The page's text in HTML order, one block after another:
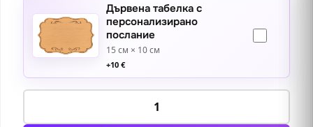
Дървена табелка с
персонализирано
послание
15 см × 10 см
+10 €
количество